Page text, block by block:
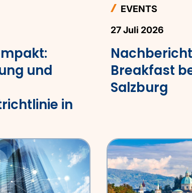
und
in
EVENTS
27 Juli 2026
Breakfast
Salzburg